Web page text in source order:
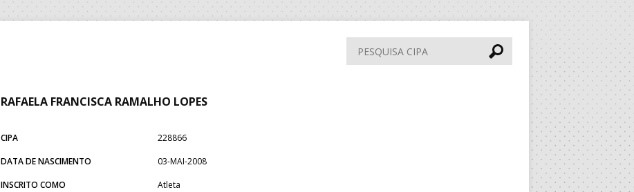
Pesquisa
CIPA
RAFAELA FRANCISCA RAMALHO LOPES
CIPA
228866
DATA DE NASCIMENTO
03-MAI-2008
INSCRITO COMO
Atleta